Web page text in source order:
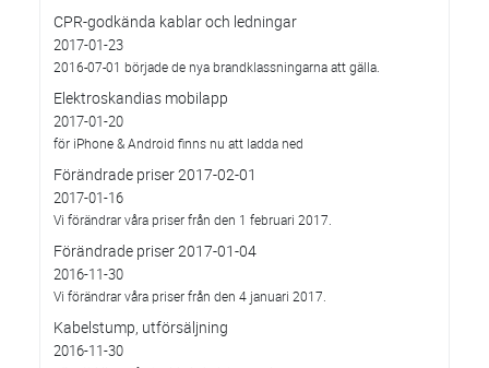
CPR-godkända kablar och ledningar
2017-01-23
2016-07-01 började de nya brandklassningarna att gälla.
Elektroskandias mobilapp
2017-01-20
för iPhone & Android finns nu att ladda ned
Förändrade priser 2017-02-01
2017-01-16
Vi förändrar våra priser från den 1 februari 2017.
Förändrade priser 2017-01-04
2016-11-30
Vi förändrar våra priser från den 4 januari 2017.
Kabelstump, utförsäljning
2016-11-30